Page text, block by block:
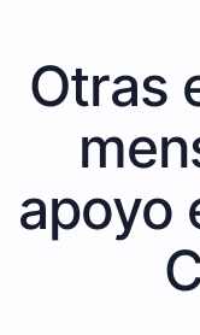
Otras
apoyo